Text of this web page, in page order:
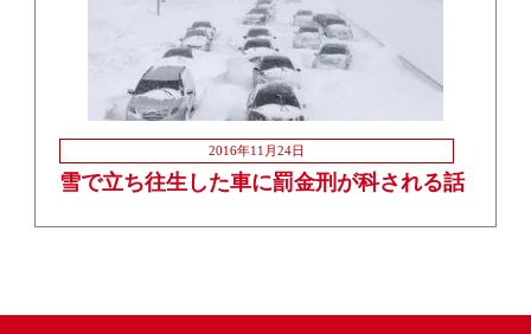
2016年11月24日
雪で立ち往生した車に罰金刑が科される話